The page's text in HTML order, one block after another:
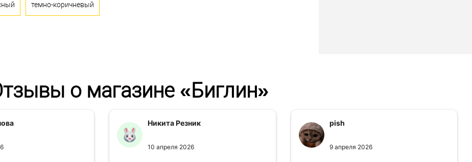
темно-коричневый
о магазине «Биглин»
Никита Резник
10 апреля 2026
pish
9 апреля 2026